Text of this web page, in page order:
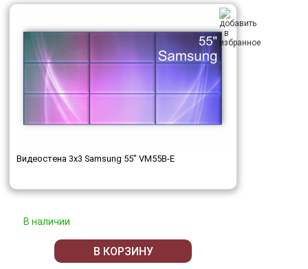
Видеостена 3x3 Samsung 55" VM55B-E
В наличии
В КОРЗИНУ